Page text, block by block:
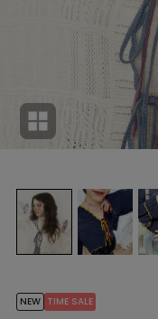
NEW TIME SALE